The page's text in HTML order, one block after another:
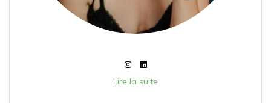
Lire la suite